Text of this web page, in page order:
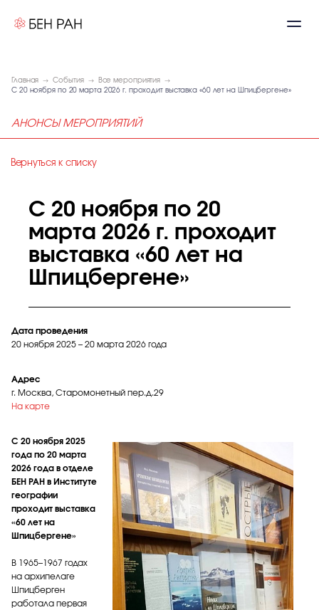
Главная События
Все мероприятия
С 20 ноября по 20 марта 2026 г. проходит выставка «60 лет на Шпицбергене»
АНОНСЫ МЕРОПРИЯТИЙ
Вернуться к списку
С 20 ноября по 20
марта 2026 г. проходит
выставка «60 лет на
Шпицбергене»
Дата проведения
20 ноября 2025 – 20 марта 2026 года
Адрес
г. Москва, Старомонетный пер.д.29
На карте
С 20 ноября 2025
года по 20 марта
2026 года в отделе
БЕН РАН в Институте
географии
проходит выставка
«60 лет на
Шпицбергене»
В 1965–1967 годах
на архипелаге
Шпицберген
работала первая